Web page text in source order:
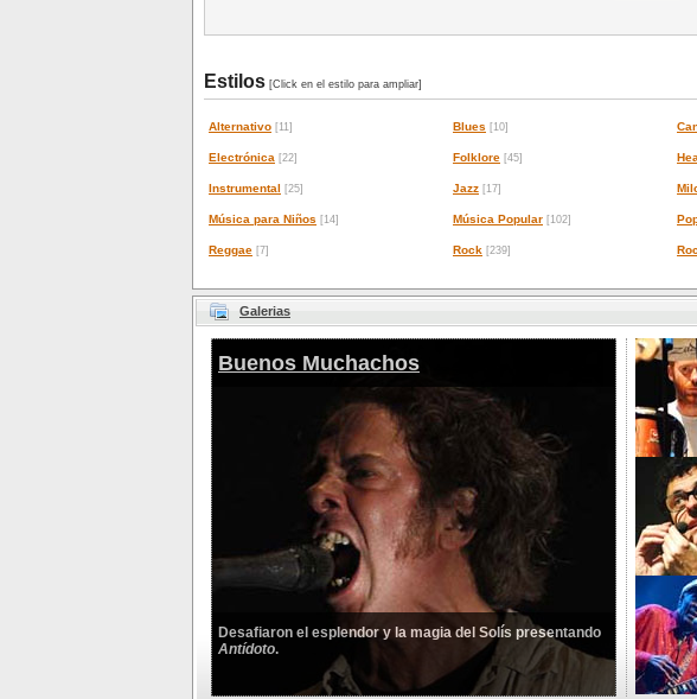
Estilos [Click en el estilo para ampliar]
Alternativo [11] Blues [10]
Electrónica [22] Folklore [45]
Instrumental [25] Jazz [17]
Música para Niños [14] Música Popular [102]
Reggae [7] Rock [239]
Galerias
Buenos Muchachos
Desafiaron el esplendor y la magia del Solís presentando
Antídoto.